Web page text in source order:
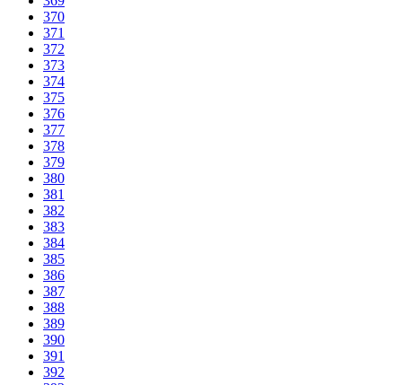
370
371
372
373
374
375
376
377
378
379
380
381
382
383
384
385
386
387
388
389
390
391
392